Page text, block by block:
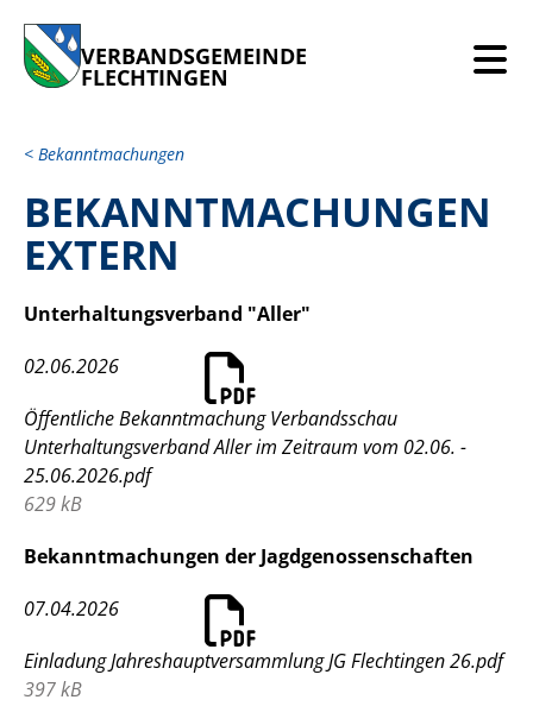
VERBANDSGEMEINDE
FLECHTINGEN
Bekanntmachungen
BEKANNTMACHUNGEN
EXTERN
Unterhaltungsverband "Aller"
02.06.2026
Öffentliche Bekanntmachung Verbandsschau
Unterhaltungsverband Aller im Zeitraum vom 02.06. -
25.06.2026.pdf
629 kB
Bekanntmachungen der Jagdgenossenschaften
07.04.2026
Einladung Jahreshauptversammlung JG Flechtingen 26.pdf
397 kB